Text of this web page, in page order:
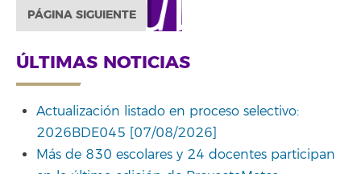
PÁGINA SIGUIENTE
ÚLTIMAS NOTICIAS
Actualización listado en proceso selectivo:
2026BDE045 [07/08/2026]
Más de 830 escolares y 24 docentes participan